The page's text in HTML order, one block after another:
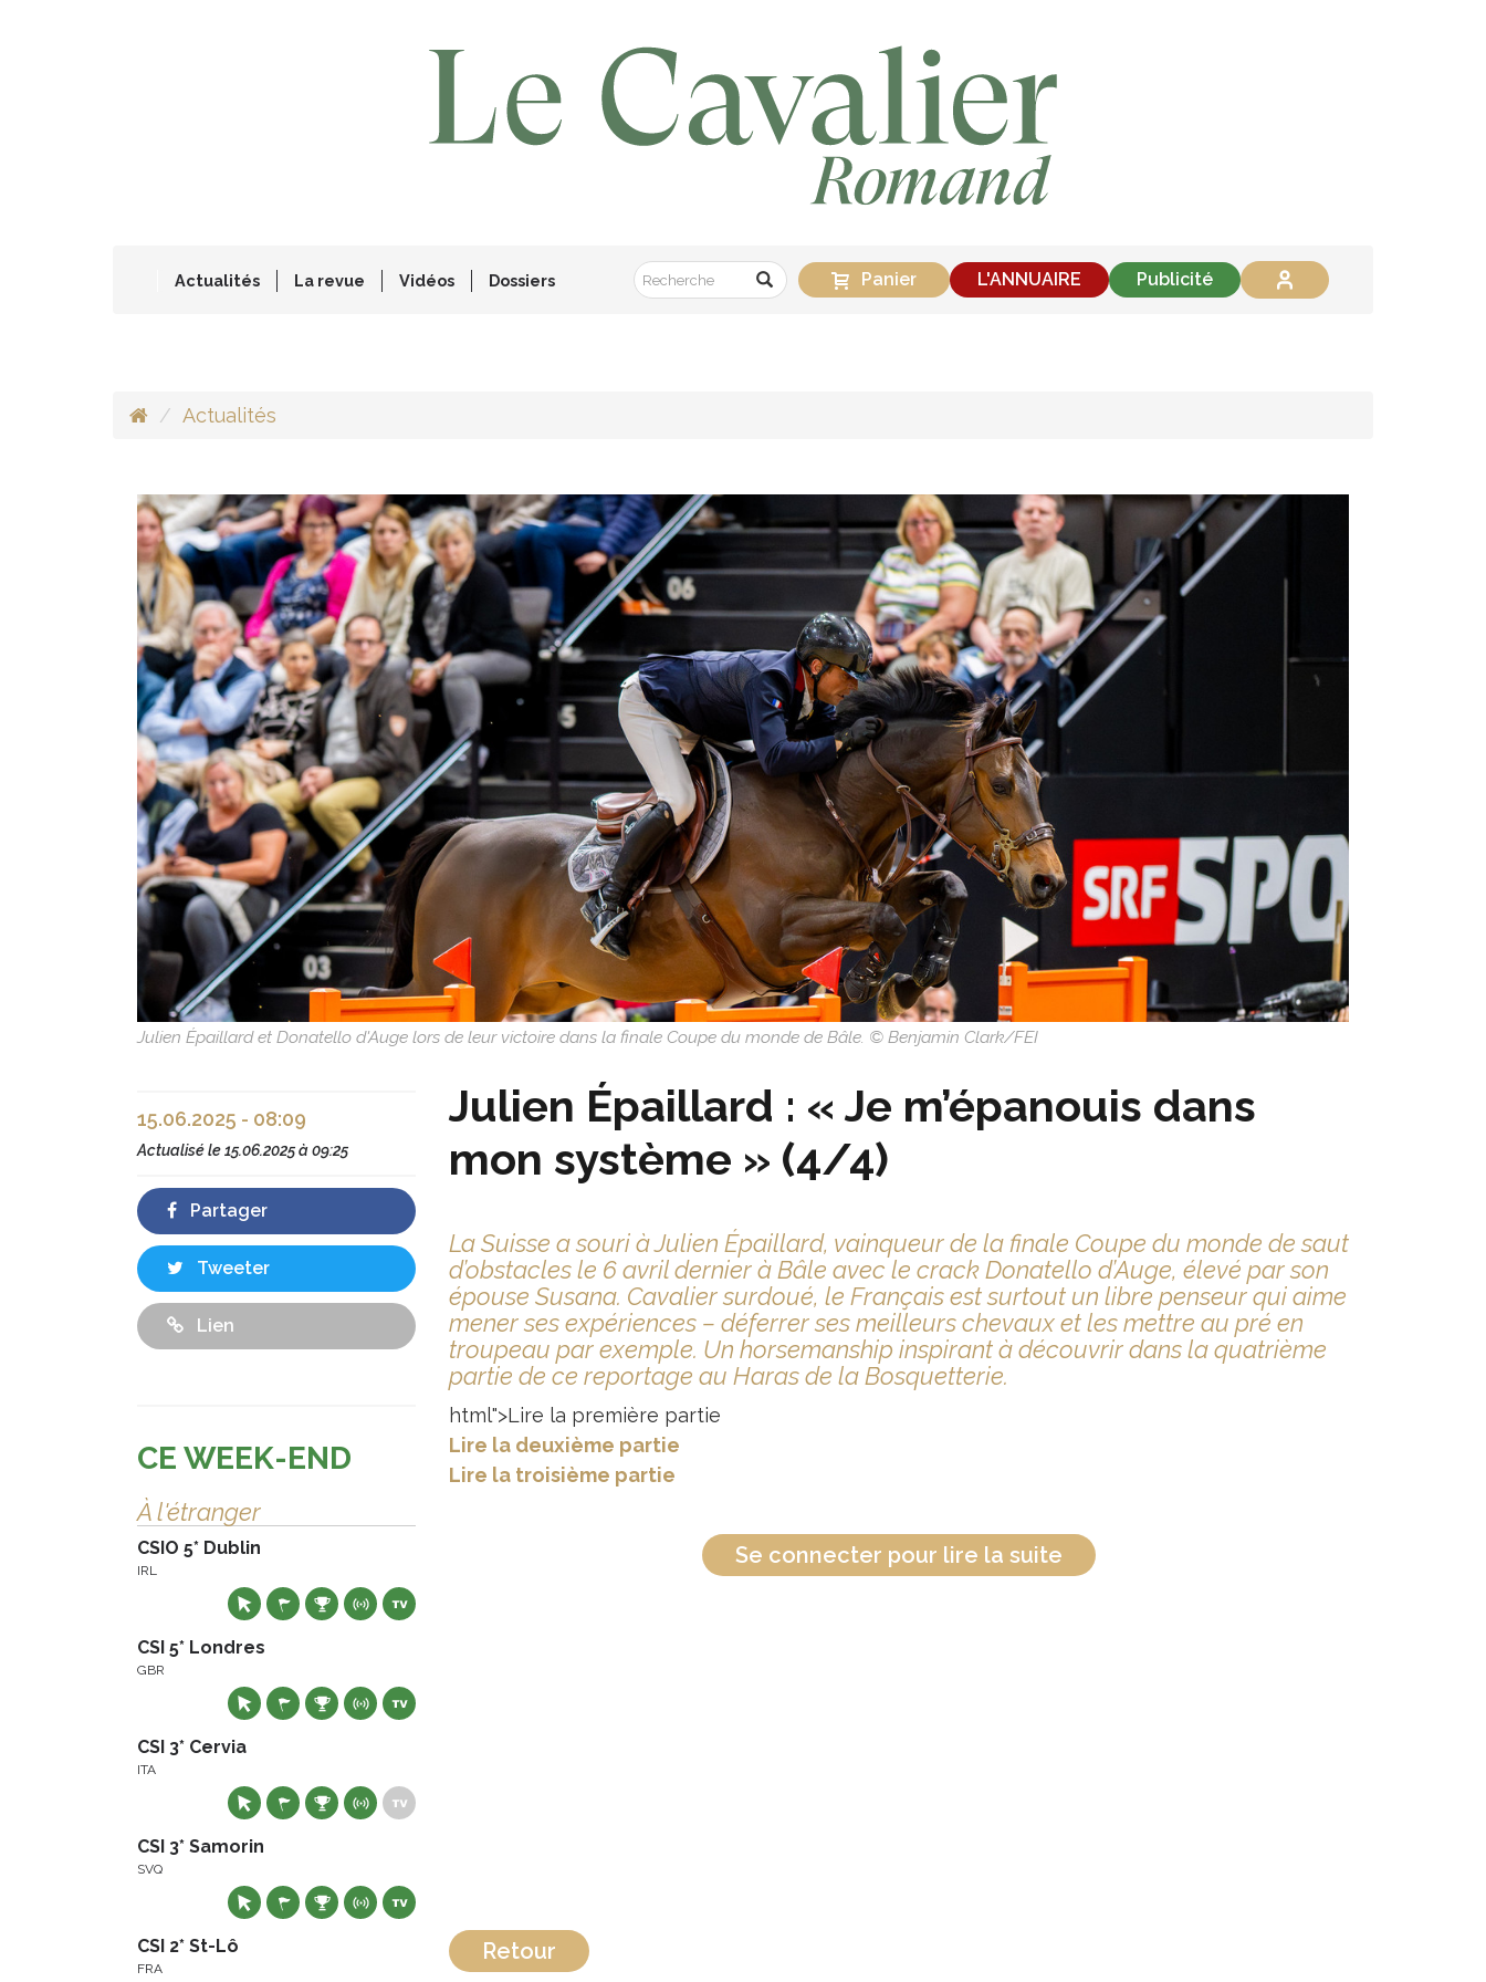
Actualités La revue Vidéos Dossiers Panier L'ANNUAIRE Publicité
Actualités
Julien Épaillard et Donatello d'Auge lors de leur victoire dans la finale Coupe du monde de Bâle. © Benjamin Clark/FEI
Julien Épaillard : « Je m’épanouis dans
mon système » (4/4)
La Suisse a souri à Julien Épaillard, vainqueur de la finale Coupe du monde de saut
d’obstacles le 6 avril dernier à Bâle avec le crack Donatello d’Auge, élevé par son
épouse Susana. Cavalier surdoué, le Français est surtout un libre penseur qui aime
mener ses expériences – déferrer ses meilleurs chevaux et les mettre au pré en
troupeau par exemple. Un horsemanship inspirant à découvrir dans la quatrième
partie de ce reportage au Haras de la Bosquetterie.
html">Lire la première partie
Lire la deuxième partie
Lire la troisième partie
Se connecter pour lire la suite
Retour
15.06.2025 - 08:09
Actualisé le15.06.2025 à 09:25
Partager
Tweeter
Lien
CE WEEK-END
À l'étranger
CSIO 5* Dublin
IRL
CSI 5* Londres
GBR
CSI 3* Cervia
ITA
CSI 3* Samorin
SVQ
CSI 2* St-Lô
FRA